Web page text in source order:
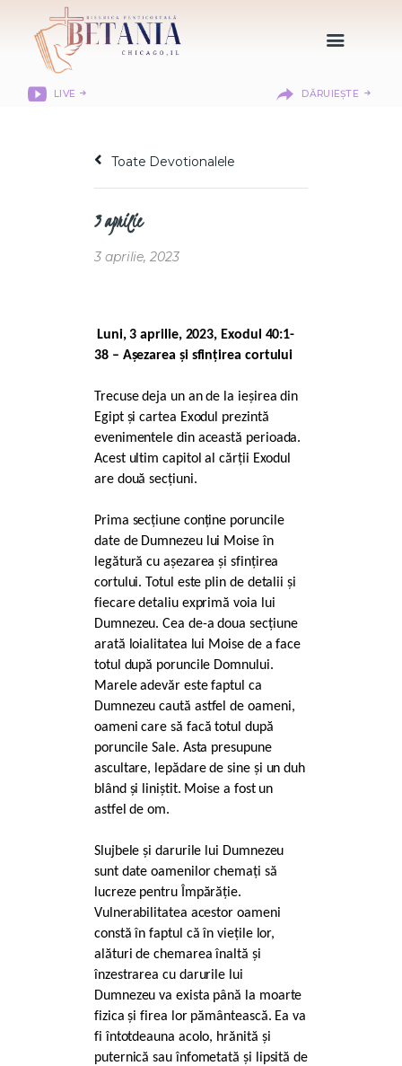
LIVE DĂRUIEȘTE
DESPRE NOI
CITIREA BIBLIEI
MISIUNEA BETANIA
LOGIN MEMBER
PORTAL
Toate Devotionalele
3 aprilie
3 aprilie, 2023
Luni, 3 aprilie, 2023, Exodul 40:1-
38 – Așezarea și sfințirea cortului
Trecuse deja un an de la ieșirea din
Egipt și cartea Exodul prezintă
evenimentele din această perioada.
Acest ultim capitol al cărții Exodul
are două secțiuni.
Prima secțiune conține poruncile
date de Dumnezeu lui Moise în
legătură cu așezarea și sfințirea
cortului. Totul este plin de detalii și
fiecare detaliu exprimă voia lui
Dumnezeu. Cea de-a doua secțiune
arată loialitatea lui Moise de a face
totul după poruncile Domnului.
Marele adevăr este faptul ca
Dumnezeu caută astfel de oameni,
oameni care să facă totul după
poruncile Sale. Asta presupune
ascultare, lepădare de sine și un duh
blând și liniștit. Moise a fost un
astfel de om.
Slujbele și darurile lui Dumnezeu
sunt date oamenilor chemați să
lucreze pentru Împărăție.
Vulnerabilitatea acestor oameni
constă în faptul că în viețile lor,
alături de chemarea înaltă și
înzestrarea cu darurile lui
Dumnezeu va exista până la moarte
fizica și firea lor pământească. Ea va
fi întotdeauna acolo, hrănită și
puternică sau înfometată și lipsită de